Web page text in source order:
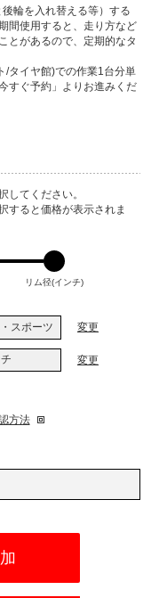
輪を入れ替える等）する
間使用すると、走り方など
とがあるので、定期的なタ
/タイヤ館)での作業1台分単
すぐ予約」よりお進みくだ
してください。
すると価格が表示されま
リム径(インチ)
スポーツ 変更
変更
方法